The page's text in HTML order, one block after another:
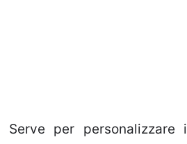
Serve per personalizzare